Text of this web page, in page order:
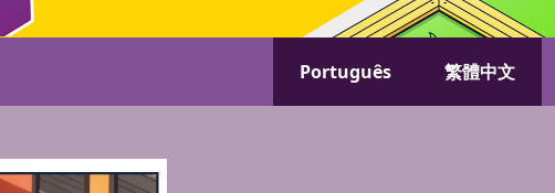
Português
繁體中文